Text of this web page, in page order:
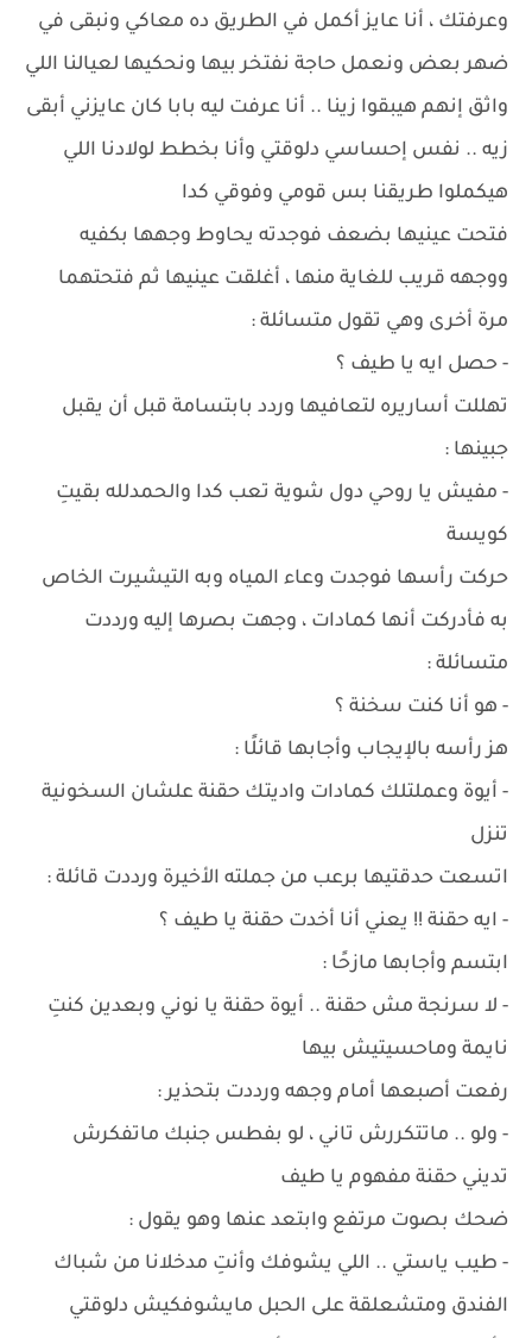
وعرفتك ، أنا عايز أكمل في الطريق ده معاكي ونبقى في
ضهر بعض ونعمل حاجة نفتخر بيها ونحكيها لعيالنا اللي
واثق إنهم هيبقوا زينا .. أنا عرفت ليه بابا كان عايزني أبقى
زيه .. نفس إحساسي دلوقتي وأنا بخطط لولادنا اللي
هيكملوا طريقنا بس قومي وفوقي كدا
فتحت عينيها بضعف فوجدته يحاوط وجهها بكفيه
ووجهه قريب للغاية منها ، أغلقت عينيها ثم فتحتهما
مرة أخرى وهي تقول متسائلة :
- حصل ايه يا طيف ؟
تهللت أساريره لتعافيها وردد بابتسامة قبل أن يقبل
جبينها :
- مفيش يا روحي دول شوية تعب كدا والحمدلله بقيتِ
كويسة
حركت رأسها فوجدت وعاء المياه وبه التيشيرت الخاص
به فأدركت أنها كمادات ، وجهت بصرها إليه ورددت
متسائلة :
- هو أنا كنت سخنة ؟
هز رأسه بالإيجاب وأجابها قائلًا :
- أيوة وعملتلك كمادات واديتك حقنة علشان السخونية
تنزل
اتسعت حدقتيها برعب من جملته الأخيرة ورددت قائلة :
- ايه حقنة !! يعني أنا أخدت حقنة يا طيف ؟
ابتسم وأجابها مازحًا :
- لا سرنجة مش حقنة .. أيوة حقنة يا نوني وبعدين كنتِ
نايمة وماحسيتيش بيها
رفعت أصبعها أمام وجهه ورددت بتحذير :
- ولو .. ماتتكررش تاني ، لو بفطس جنبك ماتفكرش
تديني حقنة مفهوم يا طيف
ضحك بصوت مرتفع وابتعد عنها وهو يقول :
- طيب ياستي .. اللي يشوفك وأنتِ مدخلانا من شباك
الفندق ومتشعلقة على الحبل مايشوفكيش دلوقتي